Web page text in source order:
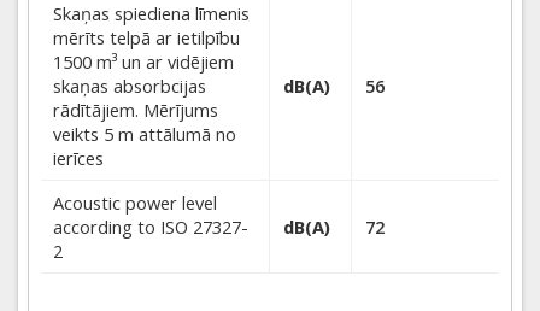
Skaņas spiediena līmenis
mērīts telpā ar ietilpību
1500 m³ un ar vidējiem
skaņas absorbcijas
rādītājiem. Mērījums
veikts 5 m attālumā no
ierīces
dB(A) 56
Acoustic power level
according to ISO 27327-
2
dB(A) 72